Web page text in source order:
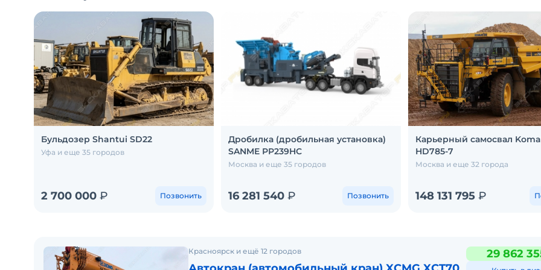
Бульдозер Shantui SD22
Уфа и еще 35 городов
2 700 000 ₽ Позвонить
Дробилка (дробильная установка)
SANME РР239HC
Москва и еще 35 городов
16 281 540 ₽ Позвонить
Карьерный самосвал
HD785-7
Москва и еще 32 города
148 131 795 ₽
Красноярск и ещё 12 городов 29 862